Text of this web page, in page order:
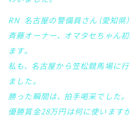
RN 名古屋の警備員さん（愛知県）
斉藤オーナー、 オマタセちゃん
ます。
私も､ 名古屋から笠松競馬場に
ました。
勝った瞬間は、 拍手喝采でした。
優勝賞金28万円は何に使います